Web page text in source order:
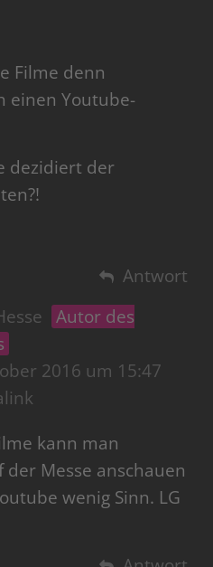
Filme denn
einen Youtube-
dezidiert der
Antwort
Autor des
2016 um 15:47
kann man
Messe anschauen
wenig Sinn. LG